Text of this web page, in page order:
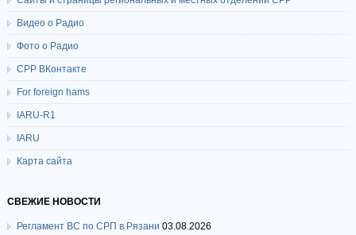
Видео о Радио
Фото о Радио
СРР ВКонтакте
For foreign hams
IARU-R1
IARU
Карта сайта
СВЕЖИЕ НОВОСТИ
Регламент ВС по СРП в Рязани 03.08.2026